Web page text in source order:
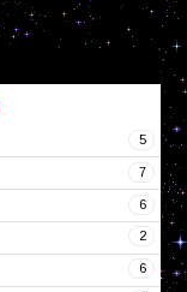
5
7
6
2
6